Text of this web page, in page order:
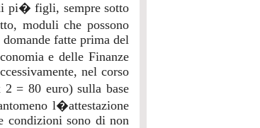
pi� figli, sempre sotto
moduli che possono
fatte prima del
e delle Finanze
nel corso
= 80 euro) sulla base
l�attestazione
condizioni sono di non